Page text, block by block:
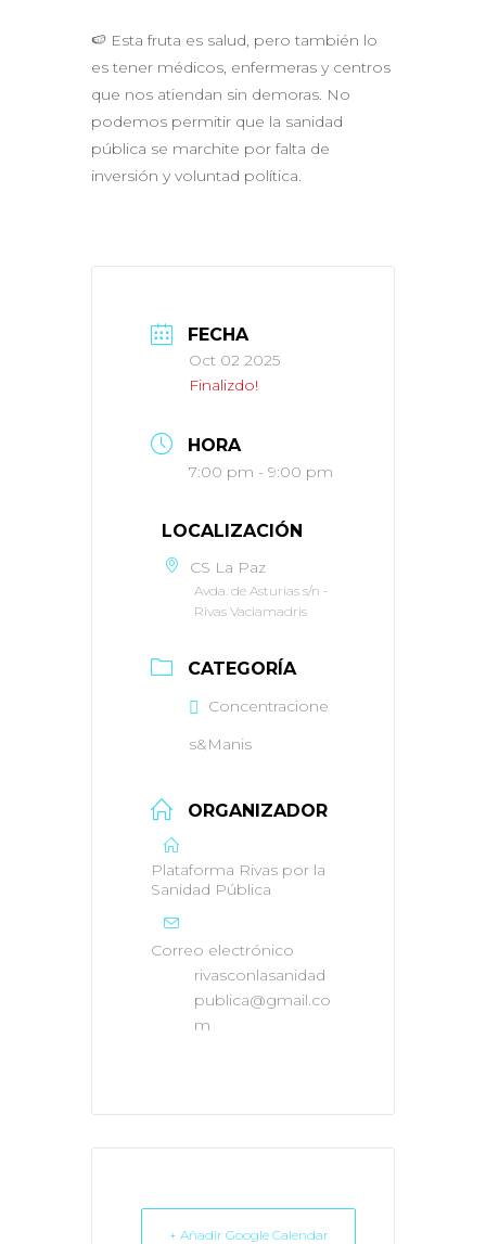
🍉 Esta fruta es salud, pero también lo
es tener médicos, enfermeras y centros
que nos atiendan sin demoras. No
podemos permitir que la sanidad
pública se marchite por falta de
inversión y voluntad política.
FECHA
Oct 02 2025
Finalizdo!
HORA
7:00 pm - 9:00 pm
LOCALIZACIÓN
CS La Paz
Avda. de Asturias s/n -
Rivas Vaciamadris
CATEGORÍA
Concentracione
s&Manis
ORGANIZADOR
Plataforma Rivas por la
Sanidad Pública
Correo electrónico
rivasconlasanidad
publica@gmail.co
m
+ Añadir Google Calendar